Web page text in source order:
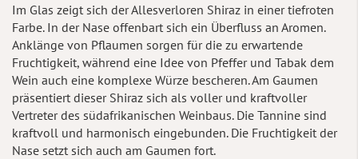
Im Glas zeigt sich der Allesverloren Shiraz in einer tiefroten
Farbe. In der Nase offenbart sich ein Überfluss an Aromen.
Anklänge von Pflaumen sorgen für die zu erwartende
Fruchtigkeit, während eine Idee von Pfeffer und Tabak dem
Wein auch eine komplexe Würze bescheren. Am Gaumen
präsentiert dieser Shiraz sich als voller und kraftvoller
Vertreter des südafrikanischen Weinbaus. Die Tannine sind
kraftvoll und harmonisch eingebunden. Die Fruchtigkeit der
Nase setzt sich auch am Gaumen fort.